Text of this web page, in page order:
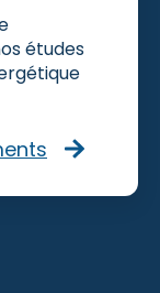
études